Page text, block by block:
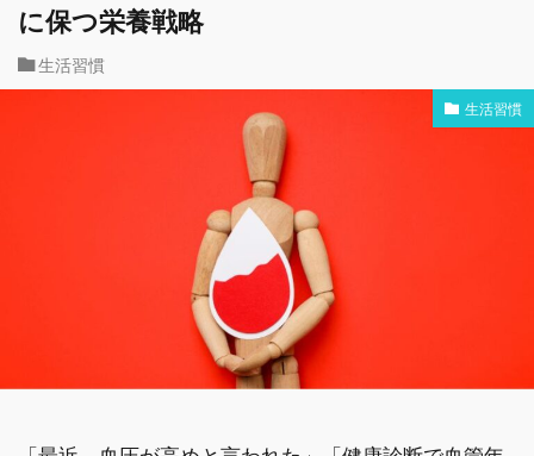
に保つ栄養戦略
生活習慣
生活習慣